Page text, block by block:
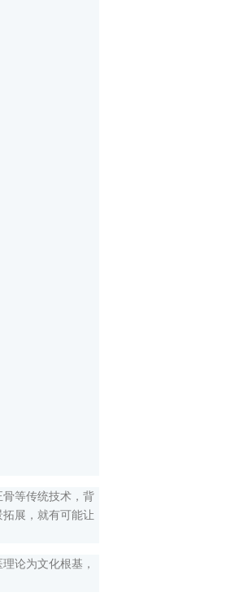
等传统技术，背
展，就有可能让
论为文化根基，